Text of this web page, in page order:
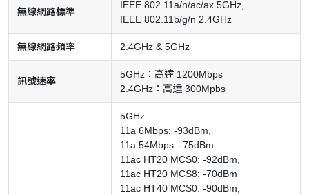
無線網路標準
IEEE 802.11a/n/ac/ax 5GHz,
IEEE 802.11b/g/n 2.4GHz
無線網路頻率 2.4GHz & 5GHz
訊號速率
5GHz：高達 1200Mbps
2.4GHz：高達 300Mpbs
5GHz:
11a 6Mbps: -93dBm,
11a 54Mbps: -75dBm
11ac HT20 MCS0: -92dBm,
11ac HT20 MCS8: -70dBm
11ac HT40 MCS0: -90dBm,